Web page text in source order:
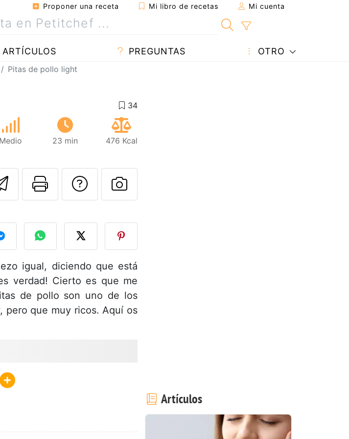
Proponer una receta Mi libro de recetas Mi cuenta
ARTÍCULOS PREGUNTAS OTRO
Pitas de pollo light
Medio 23 min 476 Kcal
Enviar esta receta a un amigo
Imprimir esta página
Preguntar al autor
Publicar la foto de esta receta
igual, diciendo que está
verdad! Cierto es que me
de pollo son uno de los
pero que muy ricos. Aquí os
Artículos